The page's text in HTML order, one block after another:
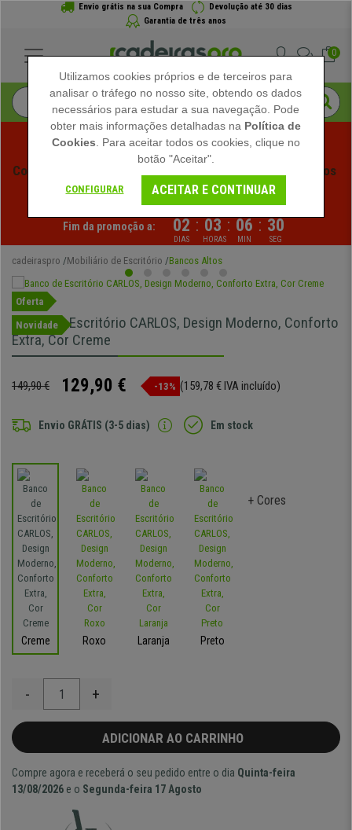
Envio grátis na sua Compra
Devolução até 30 dias
Garantia de três anos
0
Fim da promoção a: 02
DIAS
: 03
HORAS
: 06
MIN
: 30
SEG
Começam os Saldos de Verão em Cadeiraspro! Descontos
Exclusivos por Tempo Limitado - Ver Promoção
cadeiraspro Mobiliário de Escritório Bancos Altos
Oferta
Novidade
Banco de Escritório CARLOS, Design Moderno, Conforto
Extra, Cor Creme
149,90 € 129,90 € -13% (159,78 € IVA incluído)
Envio GRÁTIS (3-5 dias) Em stock
Creme Roxo Laranja Preto
+ Cores
- +
ADICIONAR AO CARRINHO
Compre agora e receberá o seu pedido entre o dia Quinta-feira
13/08/2026 e o Segunda-feira 17 Agosto
Utilizamos cookies próprios e de terceiros para
analisar o tráfego no nosso site, obtendo os dados
necessários para estudar a sua navegação. Pode
obter mais informações detalhadas na Política de
Cookies . Para aceitar todos os cookies, clique no
botão "Aceitar".
CONFIGURAR ACEITAR E CONTINUAR